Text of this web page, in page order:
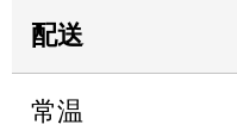
配送
常温